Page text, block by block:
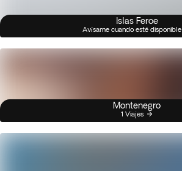
Islas Feroe
Avísame cuando esté disponible
Montenegro
1 Viajes